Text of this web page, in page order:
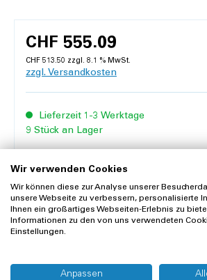
CHF 555.09
CHF 513.50 zzgl. 8.1 % MwSt.
zzgl. Versandkosten
Lieferzeit 1-3 Werktage
9 Stück an Lager
In den Warenkorb
Wir verwenden Cookies
Wir können diese zur Analyse unserer
unsere Webseite zu verbessern, personalisierte
Ihnen ein großartiges Webseiten-Erlebnis zu
Informationen zu den von uns verwendeten
Einstellungen.
Anpassen